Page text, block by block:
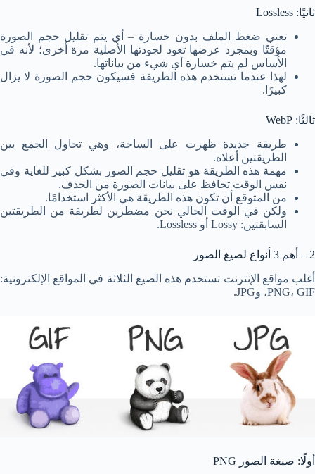
ثانيًا: Lossless
تعني ضغط الملف بدون خسارة – أي يتم تقليل حجم الصورة
مؤقتًا وبمجرد عرضها تعود لجودتها الأصلية مرة أخرى؛ لأنه في
الأساس لم يتم خسارة أي شيء من بياناتها.
لهذا عندما تستخدم هذه الطريقة فسيكون حجم الصورة لا يزال
كبيرًا.
ثالثًا: WebP
طريقة جديدة ظهرت على الساحة، وهي تحاول الجمع بين
الطريقتين أعلاه.
مهمة هذه الطريقة هو تقليل حجم الصور بشكل كبير للغاية وفي
نفس الوقت تحافظ على بيانات الصورة من الحذف.
من المتوقع أن تكون هذه الطريقة هي الأكثر استخدامًا.
ولكن في الوقت الحالي نحن مضطرين لطريقة من الطريقتين
السابقتين: Lossy أو Lossless.
2 – أهم 3 أنواع لصيغ الصور
أغلب مواقع الإنترنت تستخدم هذه الصيغ الثلاثة في المواقع الإلكترونية:
PNG، GIF، وJPG.
أولًا: صيغة الصور PNG